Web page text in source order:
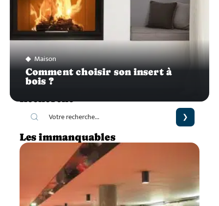
Maison
Comment choisir son insert à
bois ?
Les immanquables